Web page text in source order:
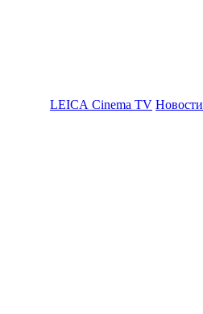
LEICA Cinema TV Новости